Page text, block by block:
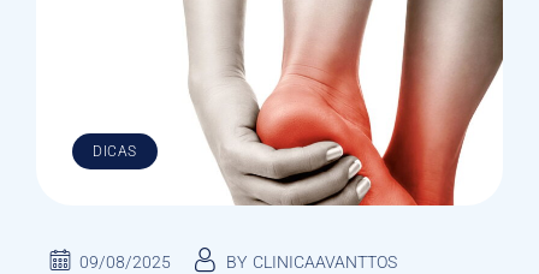
DICAS
09/08/2025 BY CLINICAAVANTTOS